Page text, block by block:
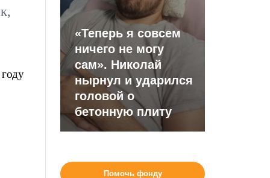
«Теперь я совсем
ничего не могу
сам». Николай
нырнул и ударился
головой о
бетонную плиту
Помочь фонду